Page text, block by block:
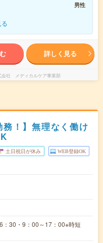
男性
詳しく見る
会社 メディカルケア事業部
務！】無理なく働け
土日祝日が休み WEB登録OK
：30・9：00～17：00※時短